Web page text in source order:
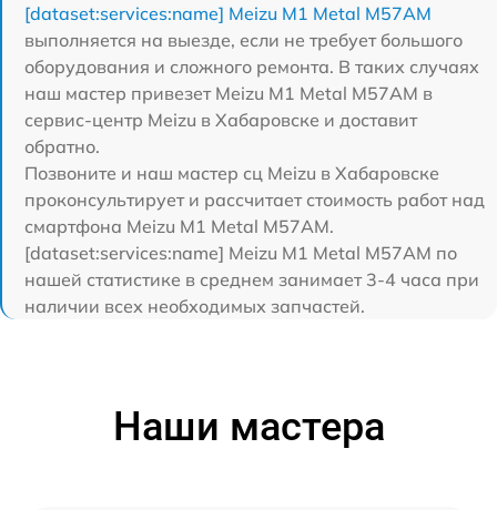
[dataset:services:name] Meizu M1 Metal M57AM
выполняется на выезде, если не требует большого
оборудования и сложного ремонта. В таких случаях
наш мастер привезет Meizu M1 Metal M57AM в
сервис-центр Meizu в Хабаровске и доставит
обратно.
Позвоните и наш мастер сц Meizu в Хабаровске
проконсультирует и рассчитает стоимость работ над
смартфона Meizu M1 Metal M57AM.
[dataset:services:name] Meizu M1 Metal M57AM по
нашей статистике в среднем занимает 3-4 часа при
наличии всех необходимых запчастей.
Наши мастера